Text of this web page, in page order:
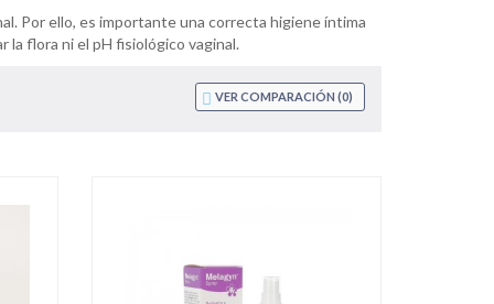
Por ello, es importante una correcta higiene íntima
flora ni el pH fisiológico vaginal.
VER COMPARACIÓN (0)